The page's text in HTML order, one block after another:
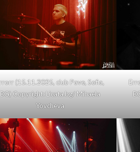
(15.11.2025, club Pave, Sofia,
BG) Copyright: Licata.bg/ Mihaela
Yovcheva